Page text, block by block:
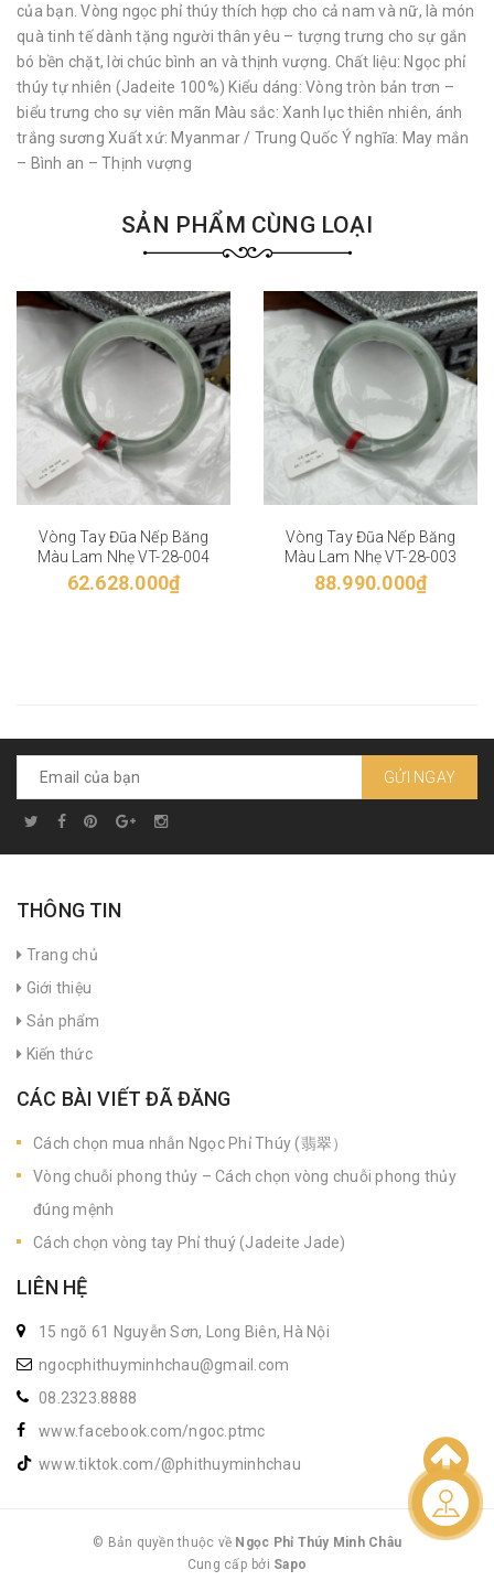
của bạn. Vòng ngọc phỉ thúy thích hợp cho cả nam và nữ, là món
quà tinh tế dành tặng người thân yêu – tượng trưng cho sự gắn
bó bền chặt, lời chúc bình an và thịnh vượng. Chất liệu: Ngọc phỉ
thúy tự nhiên (Jadeite 100%) Kiểu dáng: Vòng tròn bản trơn –
biểu trưng cho sự viên mãn Màu sắc: Xanh lục thiên nhiên, ánh
trắng sương Xuất xứ: Myanmar / Trung Quốc Ý nghĩa: May mắn
– Bình an – Thịnh vượng
SẢN PHẨM CÙNG LOẠI
Vòng Tay Đũa Nếp Băng
Màu Lam Nhẹ VT-28-004
62.628.000₫
Vòng Tay Đũa Nếp Băng
Màu Lam Nhẹ VT-28-003
88.990.000₫
GỬI NGAY
THÔNG TIN
Trang chủ
Giới thiệu
Sản phẩm
Kiến thức
CÁC BÀI VIẾT ĐÃ ĐĂNG
Cách chọn mua nhẫn Ngọc Phỉ Thúy (翡翠）
Vòng chuỗi phong thủy – Cách chọn vòng chuỗi phong thủy
đúng mệnh
Cách chọn vòng tay Phỉ thuý (Jadeite Jade)
LIÊN HỆ
15 ngõ 61 Nguyễn Sơn, Long Biên, Hà Nội
ngocphithuyminhchau@gmail.com
08.2323.8888
www.facebook.com/ngoc.ptmc
www.tiktok.com/@phithuyminhchau
© Bản quyền thuộc về Ngọc Phỉ Thúy Minh Châu
|
Cung cấp bởi Sapo
Liên hệ